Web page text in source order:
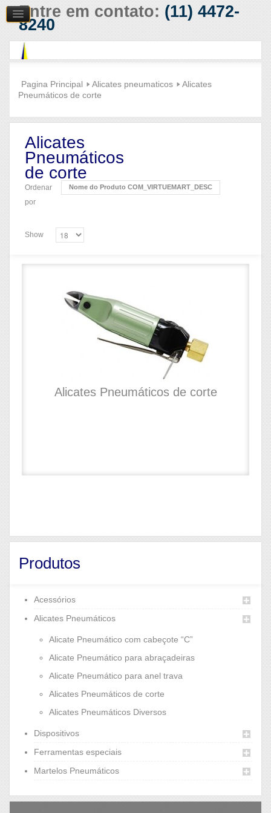
Entre em contato: (11) 4472-
8240
Pagina Principal Alicates pneumaticos
Alicates
Pneumáticos de corte
Alicates
Pneumáticos
de corte
Ordenar
por
Nome do Produto COM_VIRTUEMART_DESC
Show
Alicates Pneumáticos de corte
Produtos
Acessórios
Alicates Pneumáticos
Alicate Pneumático com cabeçote “C”
Alicate Pneumático para abraçadeiras
Alicate Pneumático para anel trava
Alicates Pneumáticos de corte
Alicates Pneumáticos Diversos
Dispositivos
Ferramentas especiais
Martelos Pneumáticos